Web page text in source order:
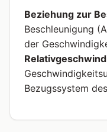
Beziehung zur
Beschleunigung
der
Bezugssystem